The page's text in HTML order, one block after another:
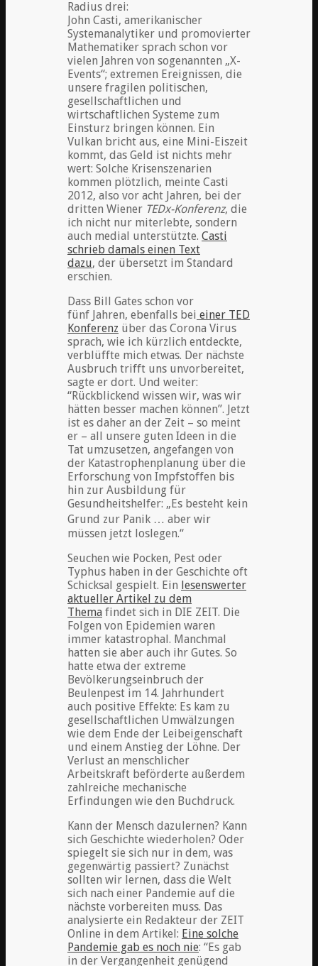
Radius drei:
John Casti, amerikanischer
Systemanalytiker und promovierter
Mathematiker sprach schon vor
vielen Jahren von sogenannten „X-
Events“; extremen Ereignissen, die
unsere fragilen politischen,
gesellschaftlichen und
wirtschaftlichen Systeme zum
Einsturz bringen können. Ein
Vulkan bricht aus, eine Mini-Eiszeit
kommt, das Geld ist nichts mehr
wert: Solche Krisenszenarien
kommen plötzlich, meinte Casti
2012, also vor acht Jahren, bei der
dritten Wiener TEDx-Konferenz, die
ich nicht nur miterlebte, sondern
auch medial unterstützte. Casti
schrieb damals einen Text
dazu, der übersetzt im Standard
erschien.
Dass Bill Gates schon vor
fünf Jahren, ebenfalls bei einer TED
Konferenz über das Corona Virus
sprach, wie ich kürzlich entdeckte,
verblüffte mich etwas. Der nächste
Ausbruch trifft uns unvorbereitet,
sagte er dort. Und weiter:
“Rückblickend wissen wir, was wir
hätten besser machen können”. Jetzt
ist es daher an der Zeit – so meint
er – all unsere guten Ideen in die
Tat umzusetzen, angefangen von
der Katastrophenplanung über die
Erforschung von Impfstoffen bis
hin zur Ausbildung für
Gesundheitshelfer: „Es besteht kein
Grund zur Panik … aber wir
müssen jetzt loslegen.“
Seuchen wie Pocken, Pest oder
Typhus haben in der Geschichte oft
Schicksal gespielt. Ein lesenswerter
aktueller Artikel zu dem
Thema findet sich in DIE ZEIT. Die
Folgen von Epidemien waren
immer katastrophal. Manchmal
hatten sie aber auch ihr Gutes. So
hatte etwa der extreme
Bevölkerungseinbruch der
Beulenpest im 14. Jahrhundert
auch positive Effekte: Es kam zu
gesellschaftlichen Umwälzungen
wie dem Ende der Leibeigenschaft
und einem Anstieg der Löhne. Der
Verlust an menschlicher
Arbeitskraft beförderte außerdem
zahlreiche mechanische
Erfindungen wie den Buchdruck.
Kann der Mensch dazulernen? Kann
sich Geschichte wiederholen? Oder
spiegelt sie sich nur in dem, was
gegenwärtig passiert? Zunächst
sollten wir lernen, dass die Welt
sich nach einer Pandemie auf die
nächste vorbereiten muss. Das
analysierte ein Redakteur der ZEIT
Online in dem Artikel: Eine solche
Pandemie gab es noch nie: “Es gab
in der Vergangenheit genügend